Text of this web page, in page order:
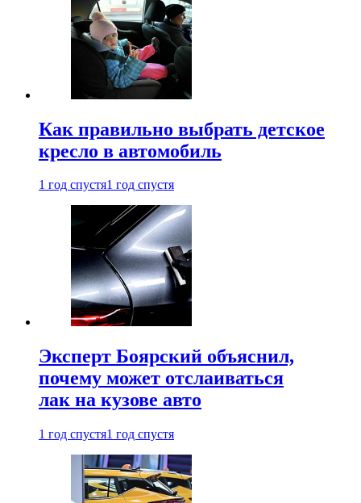
Как правильно выбрать детское
кресло в автомобиль
1 год спустя1 год спустя
Эксперт Боярский объяснил,
почему может отслаиваться
лак на кузове авто
1 год спустя1 год спустя